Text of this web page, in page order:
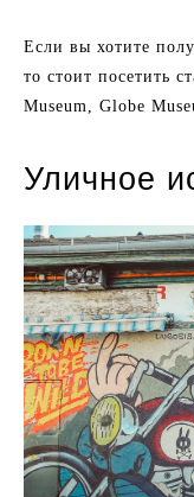
Если вы хотите
то стоит посетить
Museum, Globe
Уличное